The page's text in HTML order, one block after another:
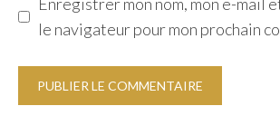
le navigateur pour mon prochain